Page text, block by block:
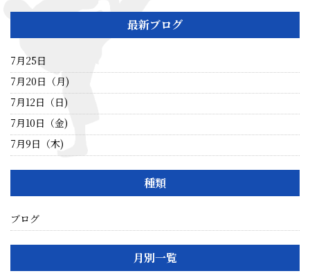
最新ブログ
7月25日
7月20日（月)
7月12日（日)
7月10日（金)
7月9日（木)
種類
ブログ
月別一覧